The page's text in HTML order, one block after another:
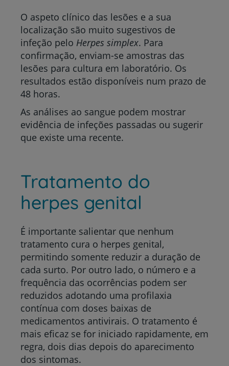
O aspeto clínico das lesões e a sua
localização são muito sugestivos de
infeção pelo Herpes simplex. Para
confirmação, enviam-se amostras das
lesões para cultura em laboratório. Os
resultados estão disponíveis num prazo de
48 horas.
As análises ao sangue podem mostrar
evidência de infeções passadas ou sugerir
que existe uma recente.
Tratamento do
herpes genital
É importante salientar que nenhum
tratamento cura o herpes genital,
permitindo somente reduzir a duração de
cada surto. Por outro lado, o número e a
frequência das ocorrências podem ser
reduzidos adotando uma profilaxia
contínua com doses baixas de
medicamentos antivirais. O tratamento é
mais eficaz se for iniciado rapidamente, em
regra, dois dias depois do aparecimento
dos sintomas.